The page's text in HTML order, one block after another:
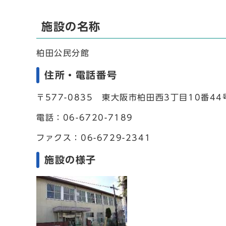
施設の名称
柏田公民分館
住所・電話番号
〒577-0835 東大阪市柏田西3丁目10番44
電話：06-6720-7189
ファクス：06-6729-2341
施設の様子